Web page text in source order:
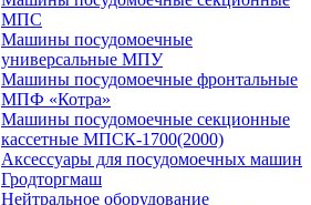
МПС
Машины посудомоечные
универсальные МПУ
Машины посудомоечные фронтальные
МПФ «Котра»
Машины посудомоечные секционные
кассетные МПСК-1700(2000)
Аксессуары для посудомоечных машин
Гродторгмаш
Нейтральное оборудование